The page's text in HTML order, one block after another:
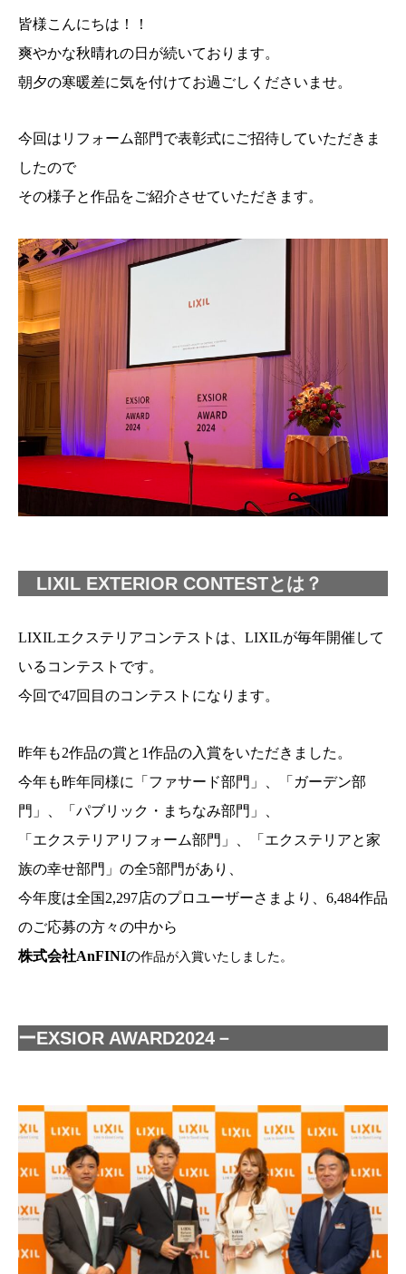
皆様こんにちは！！
爽やかな秋晴れの日が続いております。
朝夕の寒暖差に気を付けてお過ごしくださいませ。
今回はリフォーム部門で表彰式にご招待していただきま
したので
その様子と作品をご紹介させていただきます。
LIXIL EXTERIOR CONTESTとは？
LIXILエクステリアコンテストは、LIXILが毎年開催して
いるコンテストです。
今回で47回目のコンテストになります。
昨年も2作品の賞と1作品の入賞をいただきました。
今年も昨年同様に「ファサード部門」、「ガーデン部
門」、「パブリック・まちなみ部門」、
「エクステリアリフォーム部門」、「エクステリアと家
族の幸せ部門」の全5部門があり、
今年度は全国2,297店のプロユーザーさまより、6,484作品
のご応募の方々の中から
株式会社AnFINIの作品が入賞いたしました。
ーEXSIOR AWARD2024－